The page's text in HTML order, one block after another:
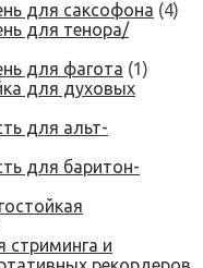
для саксофона (4)
для тенора/
для фагота (1)
для духовых
для альт-
для баритон-
стриминга и